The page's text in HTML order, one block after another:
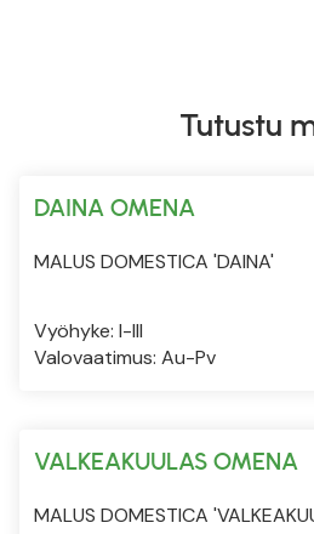
Tutustu
DAINA OMENA
MALUS DOMESTICA 'DAINA'
Vyöhyke: I-III
Valovaatimus: Au-Pv
VALKEAKUULAS OMENA
MALUS DOMESTICA